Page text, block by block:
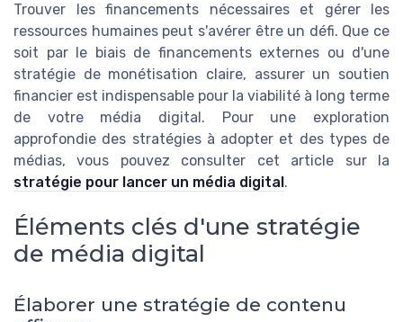
Trouver les financements nécessaires et gérer les
ressources humaines peut s'avérer être un défi. Que ce
soit par le biais de financements externes ou d'une
stratégie de monétisation claire, assurer un soutien
financier est indispensable pour la viabilité à long terme
de votre média digital. Pour une exploration
approfondie des stratégies à adopter et des types de
médias, vous pouvez consulter cet article sur la
stratégie pour lancer un média digital .
Éléments clés d'une stratégie
de média digital
Élaborer une stratégie de contenu